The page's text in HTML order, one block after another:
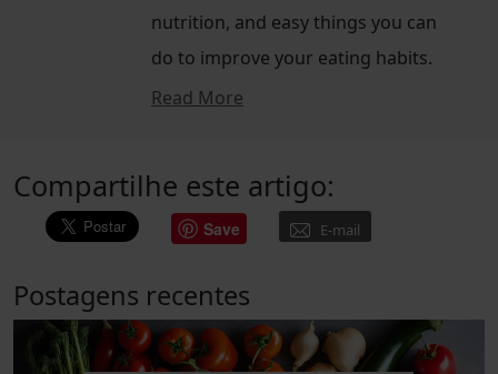
nutrition, and easy things you can
do to improve your eating habits.
Read More
Compartilhe este artigo:
Save E-mail
Postagens recentes